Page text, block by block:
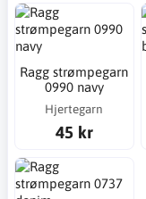
Ragg strømpegarn
0990 navy
Hjertegarn
45 kr